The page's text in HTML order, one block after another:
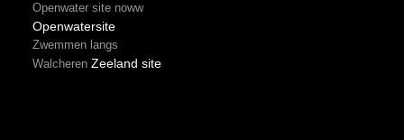
Openwater site noww
Openwatersite
Zwemmen langs
WalcherenZeeland site